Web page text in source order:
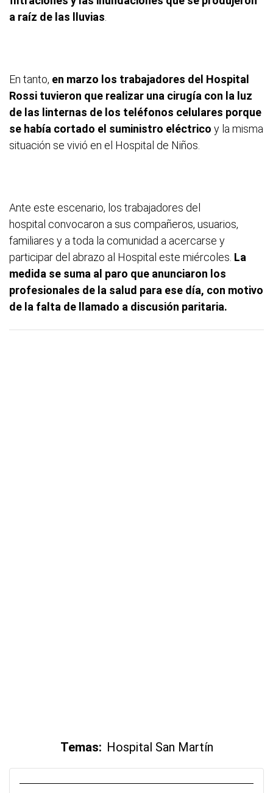
a raíz de las lluvias
En tanto, en marzo los trabajadores del Hospital
Rossi tuvieron que realizar una cirugía con la luz
de las linternas de los teléfonos celulares porque
se había cortado el suministro eléctrico y la misma
situación se vivió en el Hospital de Niños.
Ante este escenario, los trabajadores del
hospital convocaron a sus compañeros, usuarios,
familiares y a toda la comunidad a acercarse y
participar del abrazo al Hospital este miércoles. La
medida se suma al paro que anunciaron los
profesionales de la salud para ese día, con motivo
de la falta de llamado a discusión paritaria.
Temas: Hospital San Martín